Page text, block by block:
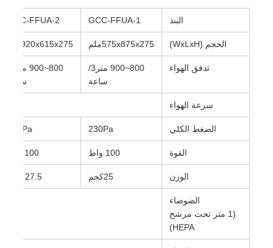
البند GCC-FFUA-1
GCC-FFUA-2
الحجم (WxLxH) 575x875x275ملم 920x615x275ملم
تدفق الهواء
800~900 متر3/
ساعة
ساعة
سرعة الهواء
الضغط الكلي 230Pa
230Pa
القوة 100 واط 100 واط
الوزن 25كجم 27.5 كجم
الضوضاء
(1 متر تحت مرشح
HEPA)